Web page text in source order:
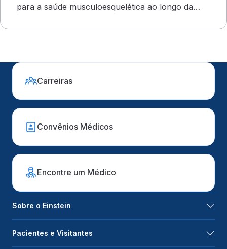
para a saúde musculoesquelética ao longo da
Carreiras
Convênios Médicos
Encontre um Médico
Sobre o Einstein
Pacientes e Visitantes